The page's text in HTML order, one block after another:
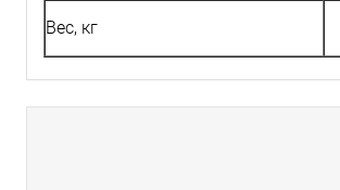
Вес, кг